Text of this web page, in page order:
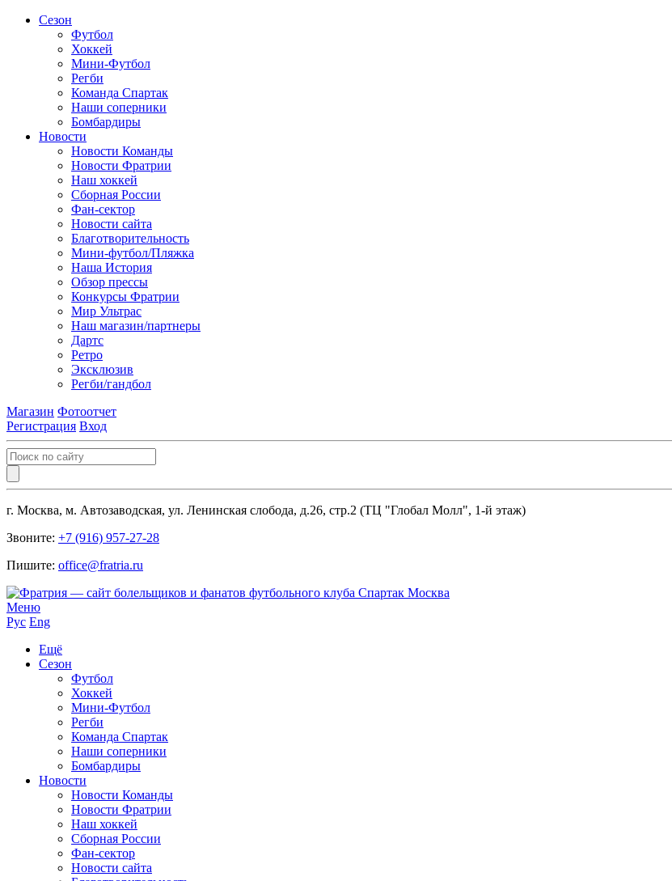
Сезон
Футбол
Хоккей
Мини-Футбол
Регби
Команда Спартак
Наши соперники
Бомбардиры
Новости
Новости Команды
Новости Фратрии
Наш хоккей
Сборная России
Фан-cектор
Новости сайта
Благотворительность
Мини-футбол/Пляжка
Наша История
Обзор прессы
Конкурсы Фратрии
Мир Ультрас
Наш магазин/партнеры
Дартс
Ретро
Эксклюзив
Регби/гандбол
Магазин Фотоотчет
Регистрация Вход
г. Москва, м. Автозаводская, ул. Ленинская слобода, д.26, стр.2 (ТЦ "Глобал Молл", 1-й этаж)
Звоните: +7 (916) 957-27-28
Пишите: office@fratria.ru
Меню
Рус Eng
Ещё
Сезон
Футбол
Хоккей
Мини-Футбол
Регби
Команда Спартак
Наши соперники
Бомбардиры
Новости
Новости Команды
Новости Фратрии
Наш хоккей
Сборная России
Фан-cектор
Новости сайта